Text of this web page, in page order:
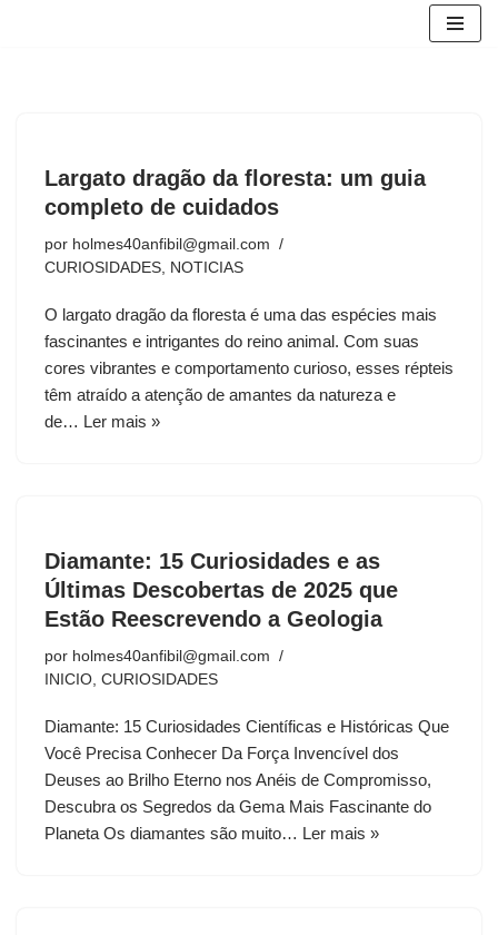
Largato dragão da floresta: um guia
completo de cuidados
por holmes40anfibil@gmail.com
CURIOSIDADES, NOTICIAS
O largato dragão da floresta é uma das espécies mais
fascinantes e intrigantes do reino animal. Com suas
cores vibrantes e comportamento curioso, esses répteis
têm atraído a atenção de amantes da natureza e
de… Ler mais »
Diamante: 15 Curiosidades e as
Últimas Descobertas de 2025 que
Estão Reescrevendo a Geologia
por holmes40anfibil@gmail.com
INICIO, CURIOSIDADES
Diamante: 15 Curiosidades Científicas e Históricas Que
Você Precisa Conhecer Da Força Invencível dos
Deuses ao Brilho Eterno nos Anéis de Compromisso,
Descubra os Segredos da Gema Mais Fascinante do
Planeta Os diamantes são muito… Ler mais »